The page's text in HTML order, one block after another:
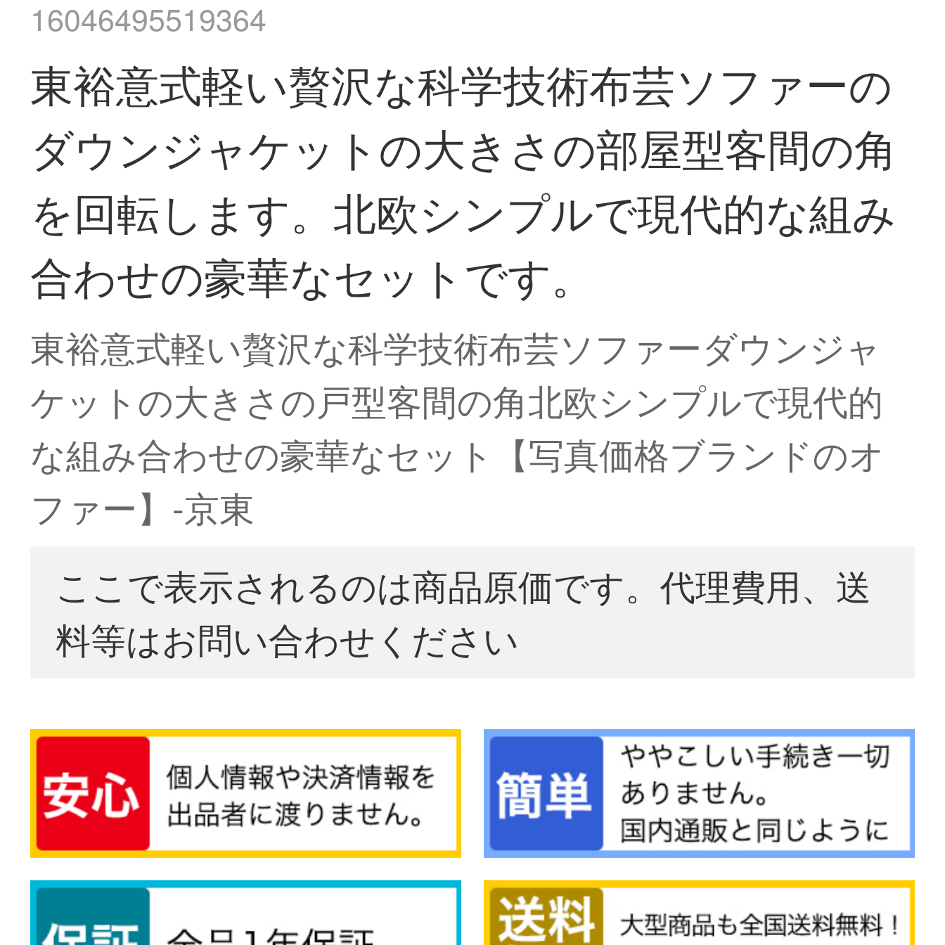
16046495519364
東裕意式軽い贅沢な科学技術布芸ソファーの
ダウンジャケットの大きさの部屋型客間の角
を回転します。北欧シンプルで現代的な組み
合わせの豪華なセットです。
東裕意式軽い贅沢な科学技術布芸ソファーダウンジャ
ケットの大きさの戸型客間の角北欧シンプルで現代的
な組み合わせの豪華なセット【写真価格ブランドのオ
ファー】-京東
ここで表示されるのは商品原価です。代理費用、送
料等はお問い合わせください